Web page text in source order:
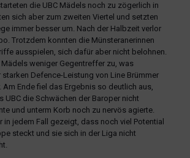
die UBC Mädels noch zu zögerlich in
sich aber zum zweiten Viertel und setzten
immer besser um. Nach der Halbzeit verlor
Trotzdem konnten die Münsteranerinnen
ausspielen, sich dafür aber nicht belohnen.
weniger Gegentreffer zu, was
Defence-Leistung von Line Brümmer
Am Ende fiel das Ergebnis so deutlich aus,
UBC die Schwächen der Baroper nicht
und unterm Korb noch zu nervös agierte.
in jedem Fall gezeigt, dass noch viel Potential
steckt und sie sich in der Liga nicht